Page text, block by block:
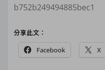
b752b249494885bec1
分享此文：
Facebook X